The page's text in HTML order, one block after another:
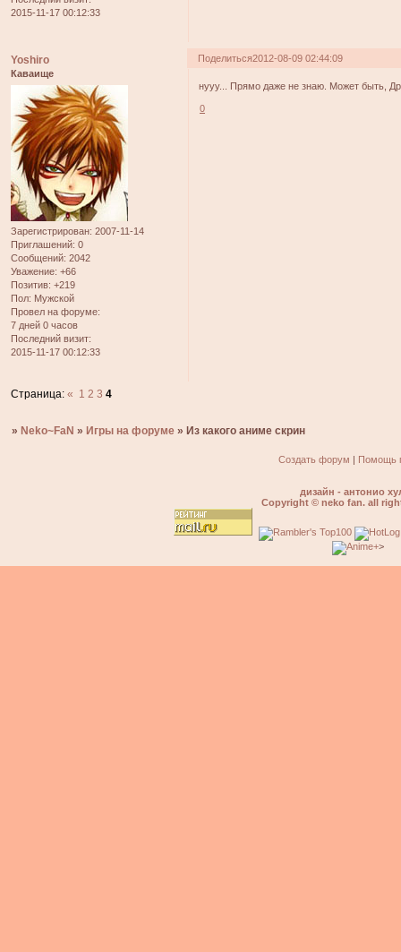
2015-11-17 00:12:33
Поделиться2012-08-09 02:44:09
Yoshiro
Каваище
Зарегистрирован: 2007-11-14
Приглашений: 0
Сообщений: 2042
Уважение: +66
Позитив: +219
Пол: Мужской
Провел на форуме:
7 дней 0 часов
Последний визит:
2015-11-17 00:12:33
нууу... Прямо даже не знаю. Может быть,
0
Страница:« 1 2 3 4
» Neko~FaN » Игры на форуме » Из какого аниме скрин
Создать форум | Помощь
дизайн - антонио
Copyright © neko fan. all
>